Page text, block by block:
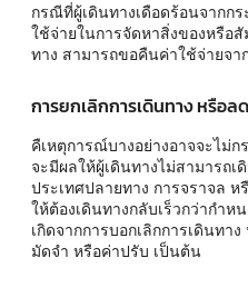
กรณีที่ผู้เดินทางเดือดร้อนจากก
ใช้จ่ายในการจัดหาสิ่งของหรือ
ทาง สามารถขอคืนค่าใช้จ่ายจา
การยกเลิกการเดินทาง หรือล
คืเหตุการณ์บางอย่างอาจจะไม่
จะมีผลให้ผู้เดินทางไม่สามารถ
ประเทศปลายทาง การจราจล
ให้ต้องเดินทางกลับเร็วกว่ากำ
เกิดจากการบอกเลิกการเดินทา
มัดจำ หรือค่าปรับ เป็นต้น